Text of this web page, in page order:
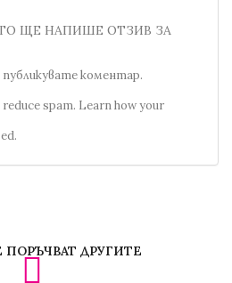
ЩЕ НАПИШЕ ОТЗИВ ЗА
публикувате коментар.
spam. Learn how your
ДРУГИТЕ